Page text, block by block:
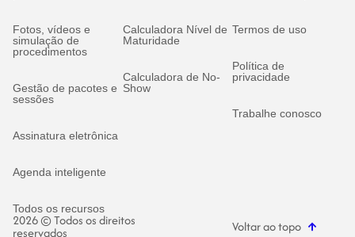
Fotos, vídeos e
simulação de
procedimentos
Gestão de pacotes e
sessões
Assinatura eletrônica
Agenda inteligente
Todos os recursos
Calculadora Nível de
Maturidade
Calculadora de No-
Show
Termos de uso
Política de
privacidade
Trabalhe conosco
2026 © Todos os direitos
reservados Voltar ao topo